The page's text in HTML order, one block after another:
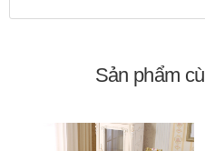
Sản phẩm